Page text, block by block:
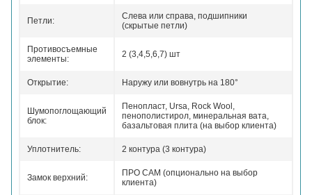
Петли:
Слева или справа, подшипники
(скрытые петли)
Противосъемные
элементы:
2 (3,4,5,6,7) шт
Открытие: Наружу или вовнутрь на 180°
Шумопоглощающий
блок:
Пенопласт, Ursa, Rock Wool,
пенополистирол, минеральная вата,
базальтовая плита (на выбор клиента)
Уплотнитель: 2 контура (3 контура)
Замок верхний:
ПРО САМ (опционально на выбор
клиента)